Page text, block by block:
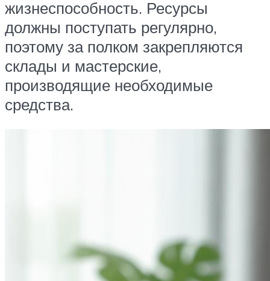
жизнеспособность. Ресурсы
должны поступать регулярно,
поэтому за полком закрепляются
склады и мастерские,
производящие необходимые
средства.